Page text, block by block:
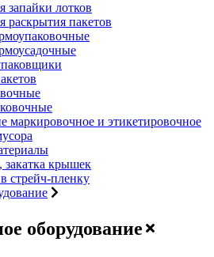
запайки лотков
раскрытия пакетов
маркировочное и этикетировочное
крышек
стрейч-пленку
оборудование